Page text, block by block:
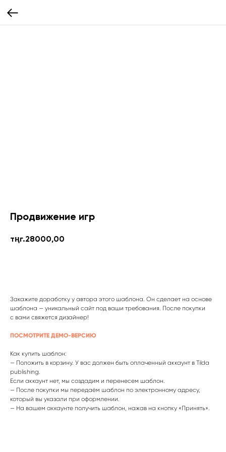
Продвижение игр
тңг.28000,00
Закажите доработку у автора этого шаблона. Он сделает на основе
шаблона — уникальный сайт под ваши требования. После покупки
с вами свяжется дизайнер!
ПОСМОТРИТЕ ДЕМО-ВЕРСИЮ
Как купить шаблон:
— Положить в корзину. У вас должен быть оплаченный аккаунт в Tilda
publishing.
Если аккаунт нет, мы создадим и перенесем шаблон.
— После покупки мы передаём шаблон по электронному адресу,
который вы указали при оформлении.
— На вашем аккаунте получить шаблон, нажав на кнопку «Принять».